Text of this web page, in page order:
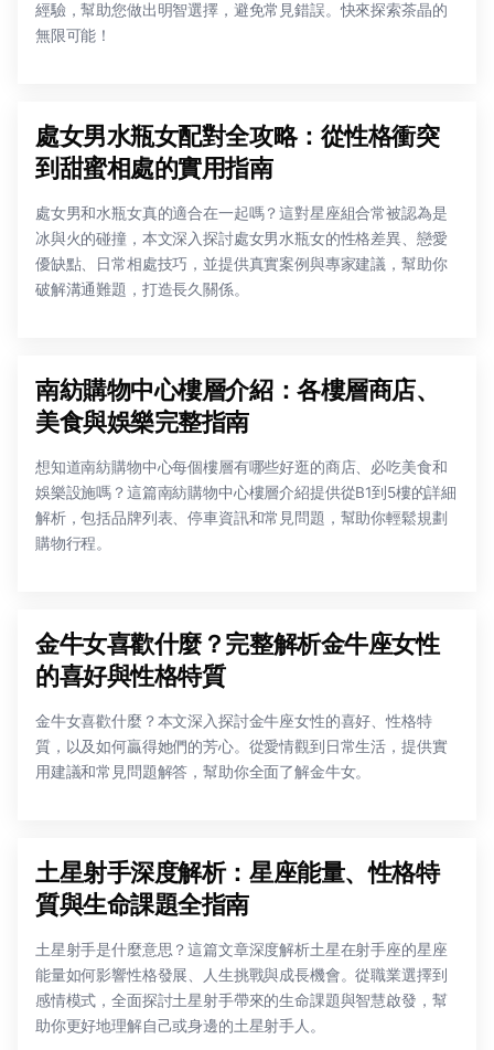
經驗，幫助您做出明智選擇，避免常見錯誤。快來探索茶晶的
無限可能！
處女男水瓶女配對全攻略：從性格衝突
到甜蜜相處的實用指南
處女男和水瓶女真的適合在一起嗎？這對星座組合常被認為是
冰與火的碰撞，本文深入探討處女男水瓶女的性格差異、戀愛
優缺點、日常相處技巧，並提供真實案例與專家建議，幫助你
破解溝通難題，打造長久關係。
南紡購物中心樓層介紹：各樓層商店、
美食與娛樂完整指南
想知道南紡購物中心每個樓層有哪些好逛的商店、必吃美食和
娛樂設施嗎？這篇南紡購物中心樓層介紹提供從B1到5樓的詳細
解析，包括品牌列表、停車資訊和常見問題，幫助你輕鬆規劃
購物行程。
金牛女喜歡什麼？完整解析金牛座女性
的喜好與性格特質
金牛女喜歡什麼？本文深入探討金牛座女性的喜好、性格特
質，以及如何贏得她們的芳心。從愛情觀到日常生活，提供實
用建議和常見問題解答，幫助你全面了解金牛女。
土星射手深度解析：星座能量、性格特
質與生命課題全指南
土星射手是什麼意思？這篇文章深度解析土星在射手座的星座
能量如何影響性格發展、人生挑戰與成長機會。從職業選擇到
感情模式，全面探討土星射手帶來的生命課題與智慧啟發，幫
助你更好地理解自己或身邊的土星射手人。